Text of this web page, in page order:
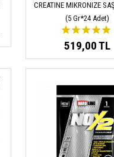
CREATINE MIKRONIZE
(5 Gr*24 Adet)
519,00 TL